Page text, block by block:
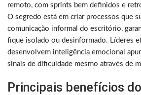
remoto, com sprints bem definidos e
O segredo está em criar processos que
comunicação informal do escritório,
fique isolado ou desinformado. Líderes
desenvolvem inteligência emocional
sinais de dificuldade mesmo através de
Principais benefícios